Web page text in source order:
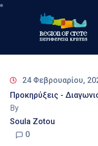
Περιφέρεια
&
Δράσεις
Ψηφιακές
24 Φεβρουαρίου,
Προκηρύξεις -
By
Soula Zotou
0